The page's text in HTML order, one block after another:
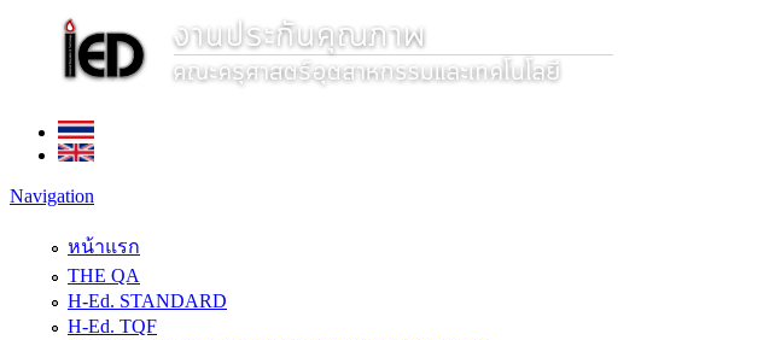
Navigation
หน้าแรก
THE QA
H-Ed. STANDARD
H-Ed. TQF